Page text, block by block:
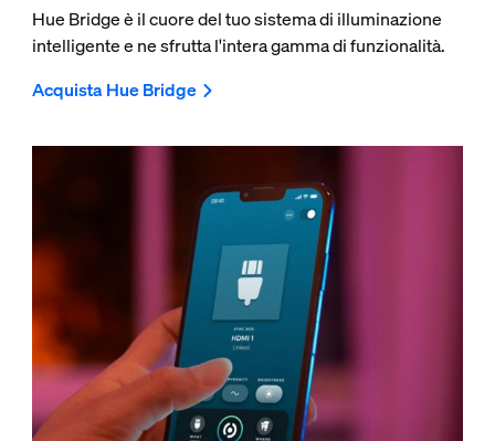
Hue Bridge è il cuore del tuo sistema di illuminazione
intelligente e ne sfrutta l'intera gamma di funzionalità.
Acquista Hue Bridge